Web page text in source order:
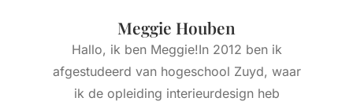
Meggie Houben
Hallo, ik ben Meggie!In 2012 ben ik
afgestudeerd van hogeschool Zuyd, waar
ik de opleiding interieurdesign heb